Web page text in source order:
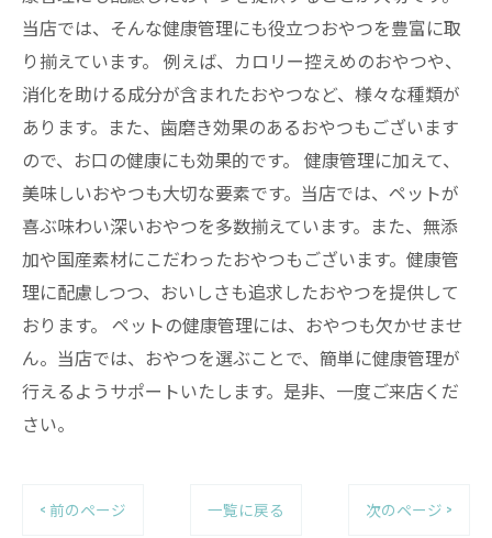
当店では、そんな健康管理にも役立つおやつを豊富に取
り揃えています。 例えば、カロリー控えめのおやつや、
消化を助ける成分が含まれたおやつなど、様々な種類が
あります。また、歯磨き効果のあるおやつもございます
ので、お口の健康にも効果的です。 健康管理に加えて、
美味しいおやつも大切な要素です。当店では、ペットが
喜ぶ味わい深いおやつを多数揃えています。また、無添
加や国産素材にこだわったおやつもございます。健康管
理に配慮しつつ、おいしさも追求したおやつを提供して
おります。 ペットの健康管理には、おやつも欠かせませ
ん。当店では、おやつを選ぶことで、簡単に健康管理が
行えるようサポートいたします。是非、一度ご来店くだ
さい。
< 前のページ 一覧に戻る 次のページ >